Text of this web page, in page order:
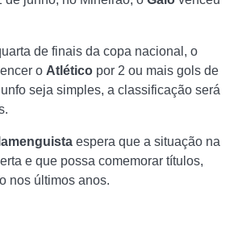
de finais da copa nacional, o
o Atlético por 2 ou mais gols de
seja simples, a classificação será
espera que a situação na
e que possa comemorar títulos,
nos últimos anos.